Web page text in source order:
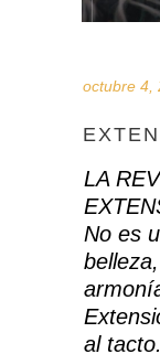
octubre 4,
LA
No es
al tacto.